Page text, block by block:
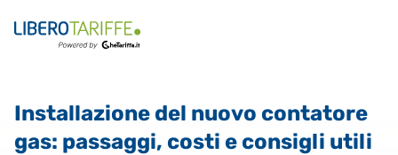
Installazione del nuovo contatore
gas: passaggi, costi e consigli utili